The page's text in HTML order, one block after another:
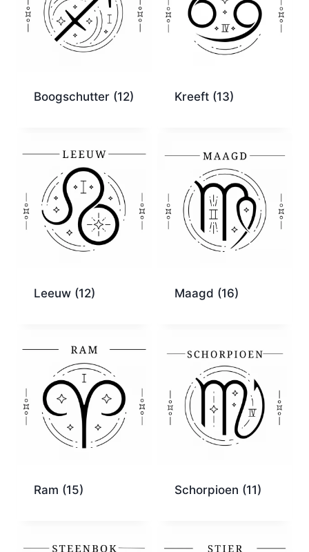
Boogschutter (12) Kreeft (13)
Leeuw (12) Maagd (16)
Ram (15) Schorpioen (11)